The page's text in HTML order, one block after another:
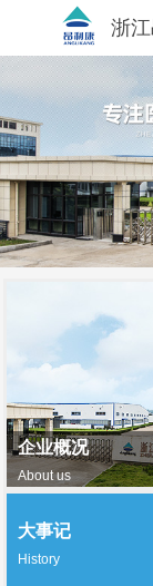
浙
企业概况
About us
大事记
History